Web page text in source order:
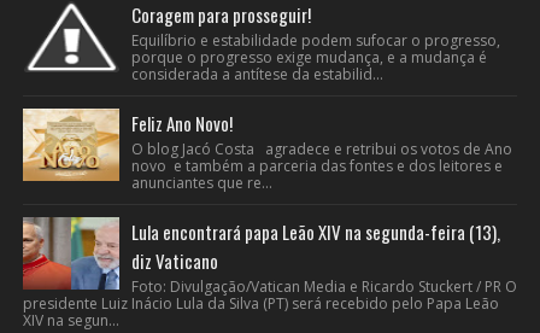
Coragem para prosseguir!
Equilíbrio e estabilidade podem sufocar o progresso,
porque o progresso exige mudança, e a mudança é
considerada a antítese da estabilid...
Feliz Ano Novo!
O blog Jacó Costa agradece e retribui os votos de Ano
novo e também a parceria das fontes e dos leitores e
anunciantes que re...
Lula encontrará papa Leão XIV na segunda-feira (13),
diz Vaticano
Foto: Divulgação/Vatican Media e Ricardo Stuckert / PR O
presidente Luiz Inácio Lula da Silva (PT) será recebido pelo Papa Leão
XIV na segun...